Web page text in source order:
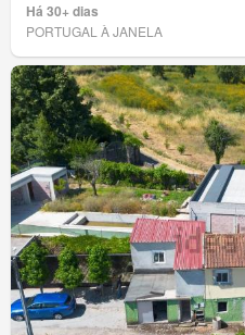
Há 30+ dias
PORTUGAL À JANELA